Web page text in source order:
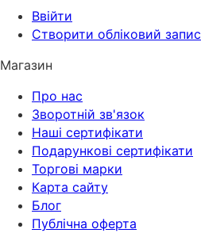
Ввійти
Створити обліковий запис
Магазин
Про нас
Зворотній зв'язок
Наші сертифікати
Подарункові сертифікати
Торгові марки
Карта сайту
Блог
Публічна оферта